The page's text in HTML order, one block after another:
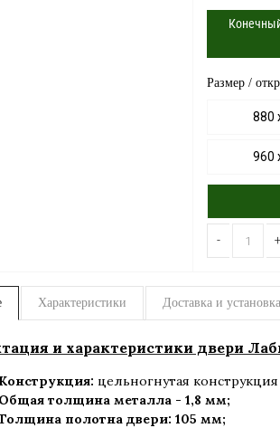
Размер /
880
960
- +
Характеристики Доставка и установка
и характеристики двери
Конструкция: цельногнутая
Общая толщина металла - 1,8 мм;
полотна двери: 105 мм;